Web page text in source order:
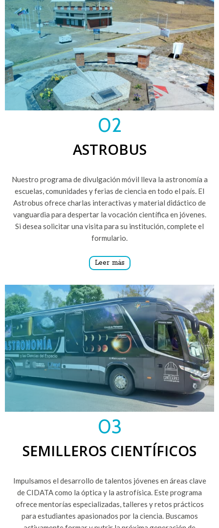
02
ASTROBUS
Nuestro programa de divulgación móvil lleva la astronomía a
escuelas, comunidades y ferias de ciencia en todo el país. El
Astrobus ofrece charlas interactivas y material didáctico de
vanguardia para despertar la vocación científica en jóvenes.
Si desea solicitar una visita para su institución, complete el
formulario.
Leer más
03
SEMILLEROS CIENTÍFICOS
Impulsamos el desarrollo de talentos jóvenes en áreas clave
de CIDATA como la óptica y la astrofísica. Este programa
ofrece mentorías especializadas, talleres y retos prácticos
para estudiantes apasionados por la ciencia. Buscamos